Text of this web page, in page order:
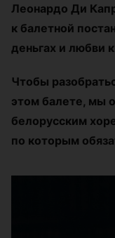
Леонардо Ди
к балетной
деньгах и любви
Чтобы
этом балете, мы
белорусским
по которым